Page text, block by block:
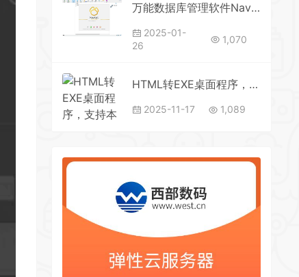
万能数据库管理软件Navicat Premium v17.1.12绿色版
2025-01-
26
1,070
HTML转EXE桌面程序，支持本地html文件打包和网址打包2.4
2025-11-17 1,089